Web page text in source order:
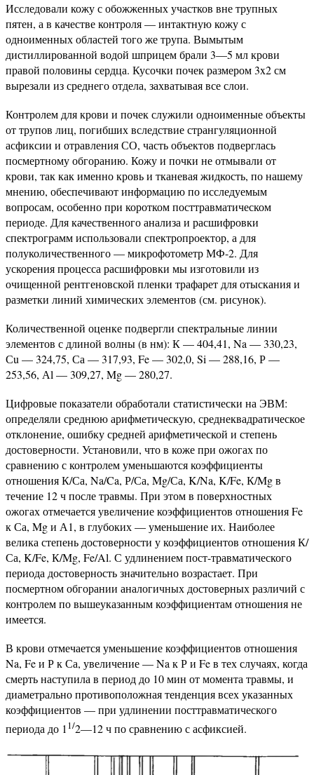
Исследовали кожу с обожженных участков вне трупных
пятен, а в качестве контроля — интактную кожу с
одноименных областей того же трупа. Вымытым
дистиллированной водой шприцем брали 3—5 мл крови
правой половины сердца. Кусочки почек размером 3x2 см
вырезали из среднего отдела, захватывая все слои.
Контролем для крови и почек служили одноименные объекты
от трупов лиц, погибших вследствие странгуляционной
асфиксии и отравления СО, часть объектов подверглась
посмертному обгоранию. Кожу и почки не отмывали от
крови, так как именно кровь и тканевая жидкость, по нашему
мнению, обеспечивают информацию по исследуемым
вопросам, особенно при коротком посттравматическом
периоде. Для качественного анализа и расшифровки
спектрограмм использовали спектропроектор, а для
полуколичественного — микрофотометр МФ-2. Для
ускорения процесса расшифровки мы изготовили из
очищенной рентгеновской пленки трафарет для отыскания и
разметки линий химических элементов (см. рисунок).
Количественной оценке подвергли спектральные линии
элементов с длиной волны (в нм): К — 404,41, Na — 330,23,
Сu — 324,75, Са — 317,93, Fe — 302,0, Si — 288,16, Р —
253,56, Аl — 309,27, Mg — 280,27.
Цифровые показатели обработали статистически на ЭВМ:
определяли среднюю арифметическую, среднеквадратическое
отклонение, ошибку средней арифметической и степень
достоверности. Установили, что в коже при ожогах по
сравнению с контролем уменьшаются коэффициенты
отношения К/Са, Na/Ca, Р/Са, Mg/Са, K/Na, K/Fe, К/Mg в
течение 12 ч после травмы. При этом в поверхностных
ожогах отмечается увеличение коэффициентов отношения Fe
к Са, Mg и А1, в глубоких — уменьшение их. Наиболее
велика степень достоверности у коэффициентов отношения К/
Са, K/Fe, К/Mg, Fe/Al. С удлинением пост-травматического
периода достоверность значительно возрастает. При
посмертном обгорании аналогичных достоверных различий с
контролем по вышеуказанным коэффициентам отношения не
имеется.
В крови отмечается уменьшение коэффициентов отношения
Na, Fe и Р к Са, увеличение — Na к Р и Fe в тех случаях, когда
смерть наступила в период до 10 мин от момента травмы, и
диаметрально противоположная тенденция всех указанных
коэффициентов — при удлинении посттравматического
периода до 11/2—12 ч по сравнению с асфиксией.